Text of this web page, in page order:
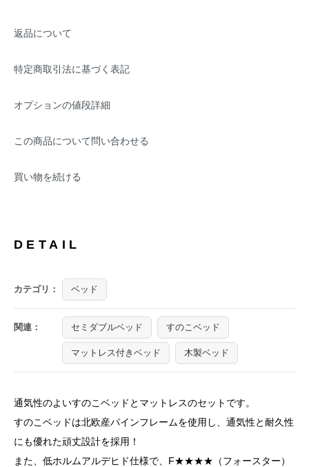
返品について
特定商取引法に基づく表記
オプションの値段詳細
この商品について問い合わせる
買い物を続ける
DETAIL
カテゴリ： ベッド
関連： セミダブルベッド すのこベッド
マットレス付きベッド 木製ベッド
通気性のよいすのこベッドとマットレスのセットです。
すのこベッドは北欧産パインフレームを使用し、通気性と耐久性
にも優れた頑丈設計を採用！
また、低ホルムアルデヒド仕様で、F★★★★（フォースター）